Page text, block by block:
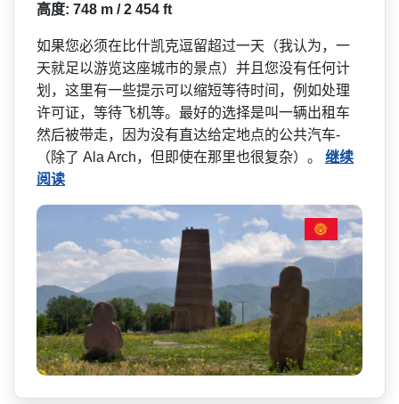
高度: 748 m / 2 454 ft
如果您必须在比什凯克逗留超­过一天（我认为，一
天就足以游览这座城市的景点）并­且您没有任何计
划，这里有一些提示可以缩短等待时间­，例如处理
许可证，等待飞机等。最好的选择是叫一辆­出租车
然后被带走，因为没有直达给定地点的公共汽车­
（除了 Ala Arch，但即使在那里也很复杂）。 继续
阅读